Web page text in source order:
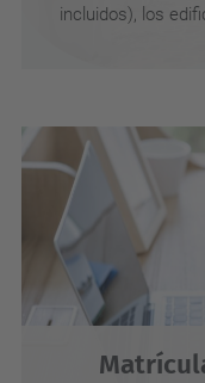
incluidos), los